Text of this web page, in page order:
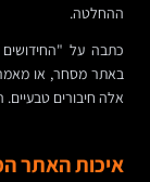
ההחלטה.
כתבה על "החידושים
אלה חיבורים
איכות האתר